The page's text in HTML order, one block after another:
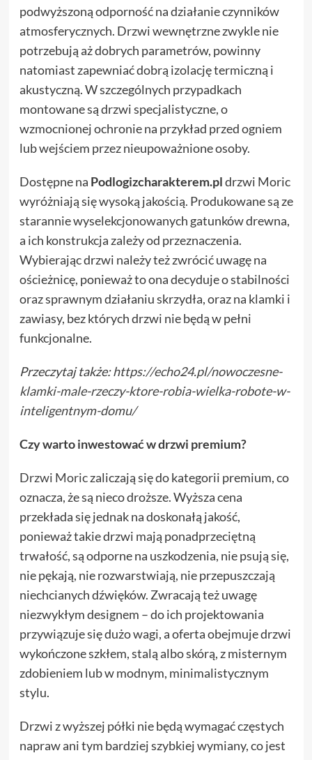
podwyższoną odporność na działanie czynników
atmosferycznych. Drzwi wewnętrzne zwykle nie
potrzebują aż dobrych parametrów, powinny
natomiast zapewniać dobrą izolację termiczną i
akustyczną. W szczególnych przypadkach
montowane są drzwi specjalistyczne, o
wzmocnionej ochronie na przykład przed ogniem
lub wejściem przez nieupoważnione osoby.
Dostępne na Podlogizcharakterem.pldrzwi Moric
wyróżniają się wysoką jakością. Produkowane są ze
starannie wyselekcjonowanych gatunków drewna,
a ich konstrukcja zależy od przeznaczenia.
Wybierając drzwi należy też zwrócić uwagę na
ościeżnicę, ponieważ to ona decyduje o stabilności
oraz sprawnym działaniu skrzydła, oraz na klamki i
zawiasy, bez których drzwi nie będą w pełni
funkcjonalne.
Przeczytaj także:https://echo24.pl/nowoczesne-
klamki-male-rzeczy-ktore-robia-wielka-robote-w-
inteligentnym-domu/
Czy warto inwestować w drzwi premium?
Drzwi Moriczaliczają się do kategorii premium, co
oznacza, że są nieco droższe. Wyższa cena
przekłada się jednak na doskonałą jakość,
ponieważ takie drzwi mają ponadprzeciętną
trwałość, są odporne na uszkodzenia, nie psują się,
nie pękają, nie rozwarstwiają, nie przepuszczają
niechcianych dźwięków. Zwracają też uwagę
niezwykłym designem – do ich projektowania
przywiązuje się dużo wagi, a oferta obejmuje drzwi
wykończone szkłem, stalą albo skórą, z misternym
zdobieniem lub w modnym, minimalistycznym
stylu.
Drzwi z wyższej półki nie będą wymagać częstych
napraw ani tym bardziej szybkiej wymiany, co jest